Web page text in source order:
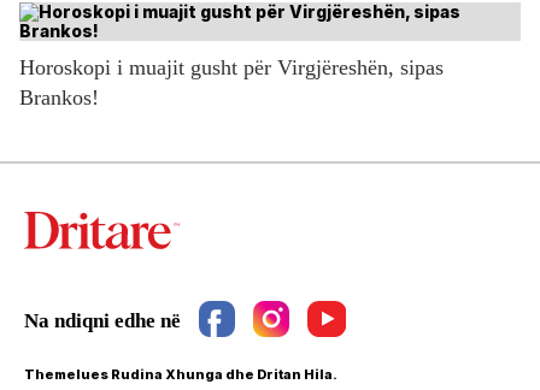
Horoskopi i muajit gusht për Virgjëreshën, sipas
Brankos!
Themelues Rudina Xhunga dhe Dritan Hila.